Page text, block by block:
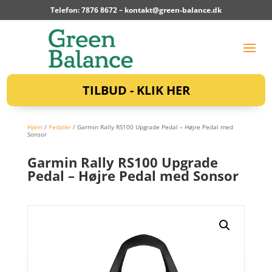
Telefon: 7876 8672 – kontakt@green-balance.dk
TILBUD - KLIK HER
Hjem/ Pedaler/ Garmin Rally RS100 Upgrade Pedal – Højre Pedal med
Sonsor
Garmin Rally RS100 Upgrade
Pedal – Højre Pedal med Sonsor